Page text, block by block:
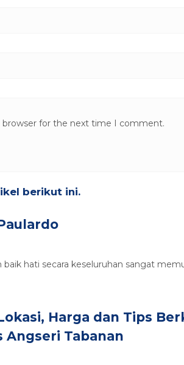
browser for the next time I comment.
berikut ini.
hati secara keseluruhan sangat
Harga dan Tips
Angseri Tabanan